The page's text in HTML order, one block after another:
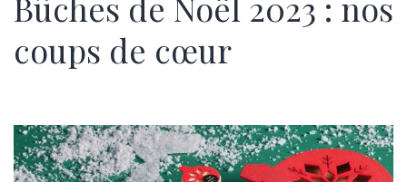
coups de cœur